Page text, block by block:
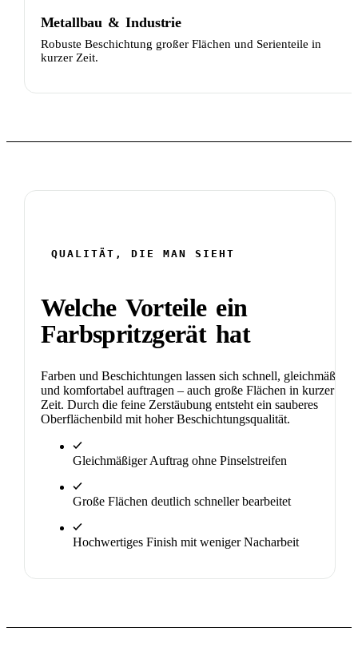
Metallbau & Industrie
Robuste Beschichtung großer Flächen und Serienteile in
kurzer Zeit.
QUALITÄT, DIE MAN SIEHT
Welche Vorteile ein
Farbspritzgerät hat
Farben und Beschichtungen lassen sich schnell, gleichmäßig
und komfortabel auftragen – auch große Flächen in kurzer
Zeit. Durch die feine Zerstäubung entsteht ein sauberes
Oberflächenbild mit hoher Beschichtungsqualität.
Gleichmäßiger Auftrag ohne Pinselstreifen
Große Flächen deutlich schneller bearbeitet
Hochwertiges Finish mit weniger Nacharbeit